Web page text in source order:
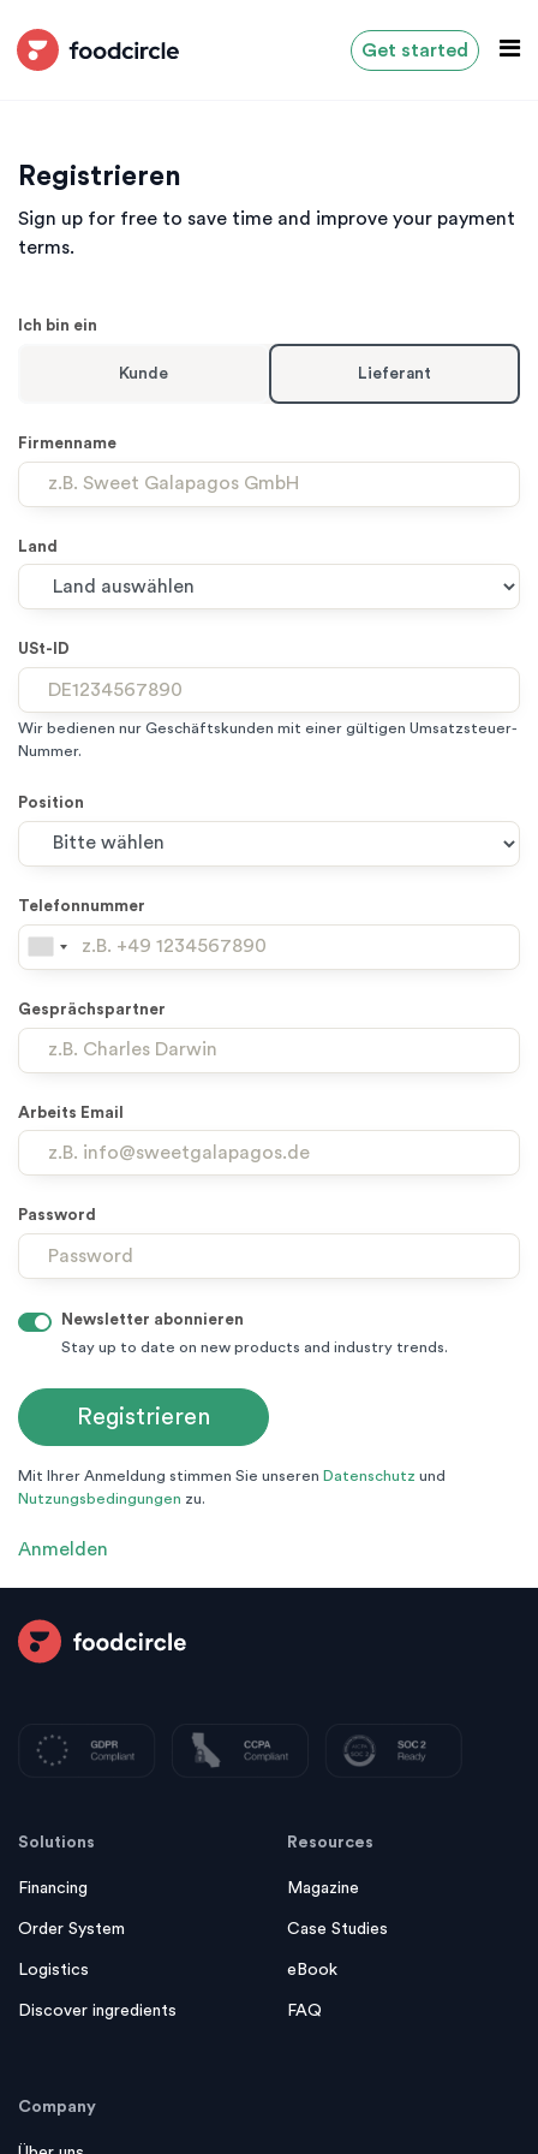
Get started
Registrieren
Sign up for free to save time and improve your payment
terms.
Ich bin ein
Kunde Lieferant
Firmenname
Land
USt-ID
Wir bedienen nur Geschäftskunden mit einer gültigen Umsatzsteuer-
Nummer.
Position
Telefonnummer
Gesprächspartner
Arbeits Email
Password
Newsletter abonnieren
Stay up to date on new products and industry trends.
Mit Ihrer Anmeldung stimmen Sie unseren Datenschutz und
Nutzungsbedingungen zu.
Anmelden
Solutions
Financing
Order System
Logistics
Discover ingredients
Resources
Magazine
Case Studies
eBook
FAQ
Company